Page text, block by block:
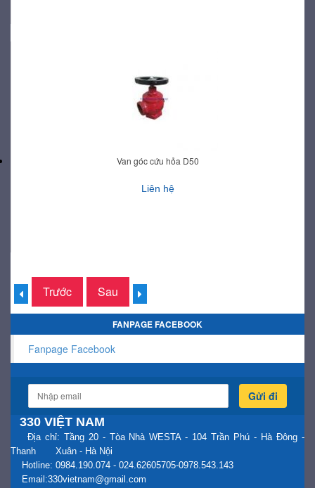
Van góc cứu hỏa D50
Liên hệ
Trước Sau
FANPAGE FACEBOOK
Fanpage Facebook
Gửi đi
330 VIỆT NAM
Địa chỉ: Tầng 20 - Tòa Nhà WESTA - 104 Trần Phú - Hà Đông -
Thanh Xuân - Hà Nội
Hotline: 0984.190.074 - 024.62605705-0978.543.143
Email:330vietnam@gmail.com